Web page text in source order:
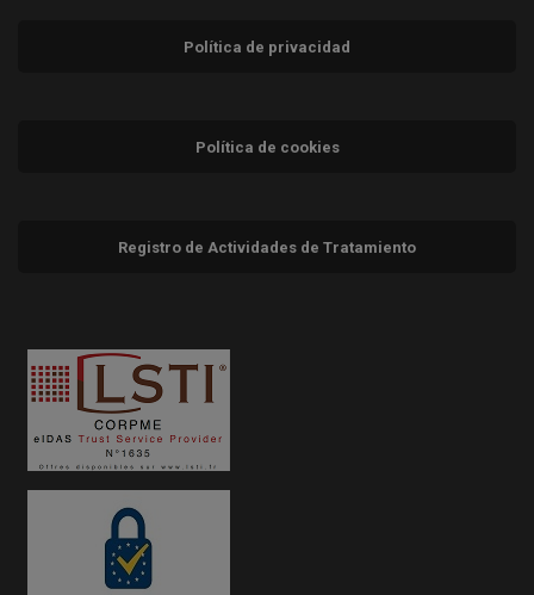
Política de privacidad
Política de cookies
Registro de Actividades de Tratamiento